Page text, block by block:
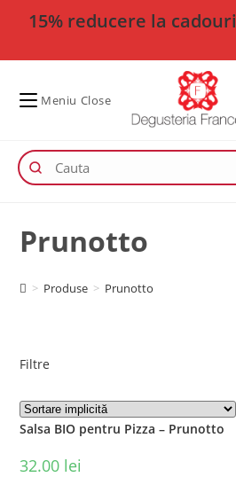
15% reducere la cadouri
Meniu Close
Prunotto
> Produse > Prunotto
Filtre
Salsa BIO pentru Pizza – Prunotto
32.00 lei